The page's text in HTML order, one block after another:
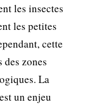
les insectes
les petites
cette
zones
La
est un enjeu